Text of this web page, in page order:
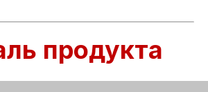
продукта